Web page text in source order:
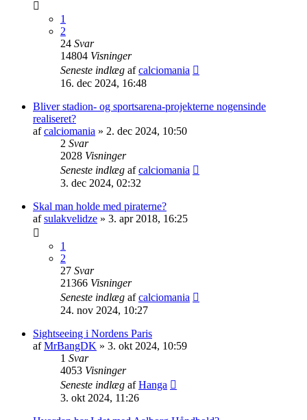
1
2
24 Svar
14804 Visninger
Seneste indlæg afcalciomania
16. dec 2024, 16:48
Bliver stadion- og sportsarena-projekterne nogensinde
realiseret?
afcalciomania » 2. dec 2024, 10:50
2 Svar
2028 Visninger
Seneste indlæg afcalciomania
3. dec 2024, 02:32
Skal man holde med piraterne?
afsulakvelidze » 3. apr 2018, 16:25
1
2
27 Svar
21366 Visninger
Seneste indlæg afcalciomania
24. nov 2024, 10:27
Sightseeing i Nordens Paris
afMrBangDK » 3. okt 2024, 10:59
1 Svar
4053 Visninger
Seneste indlæg afHanga
3. okt 2024, 11:26